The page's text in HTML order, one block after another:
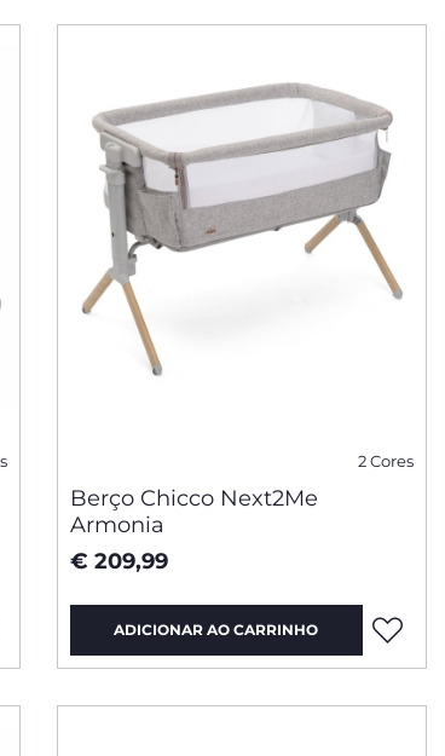
2 Cores
Berço Chicco Next2Me
Armonia
€ 209,99
ADICIONAR AO CARRINHO